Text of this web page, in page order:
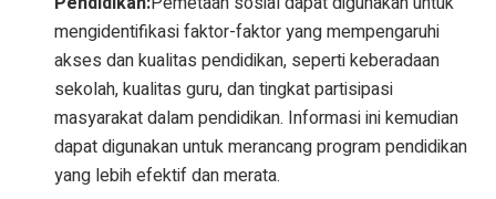
mengidentifikasi faktor-faktor yang mempengaruhi
akses dan kualitas pendidikan, seperti keberadaan
sekolah, kualitas guru, dan tingkat partisipasi
masyarakat dalam pendidikan. Informasi ini kemudian
dapat digunakan untuk merancang program pendidikan
yang lebih efektif dan merata.